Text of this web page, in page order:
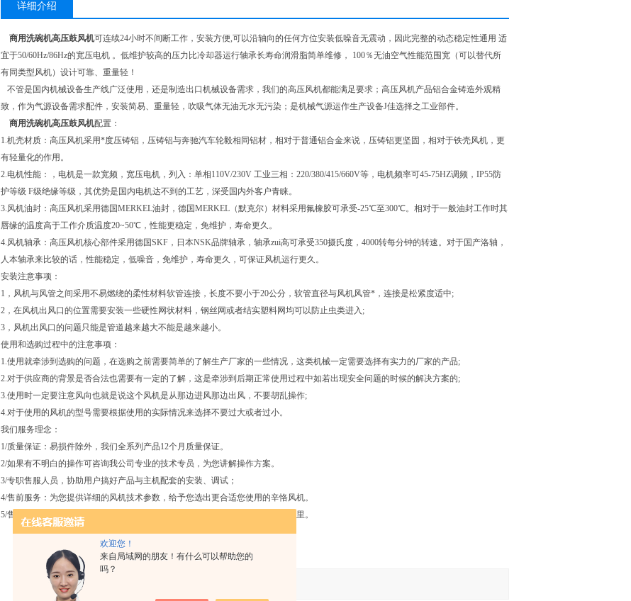
欢迎您！
来自局域网的朋友！有什么可以帮助您的
吗？
详细介绍
商用洗碗机高压鼓风机可连续24小时不间断工作，安装方便,可以沿轴向的任何方位安装低噪音无震动，因此完整的动态稳定性通用 适
宜于50/60Hz/86Hz的宽压电机 。低维护较高的压力比冷却器运行轴承长寿命润滑脂简单维修， 100％无油空气性能范围宽（可以替代所
有同类型风机）设计可靠、重量轻！
不管是国内机械设备生产线广泛使用，还是制造出口机械设备需求，我们的高压风机都能满足要求；高压风机产品铝合金铸造外观精
致，作为气源设备需求配件，安装简易、重量轻，吹吸气体无油无水无污染；是机械气源运作生产设备J佳选择之工业部件。
商用洗碗机高压鼓风机配置：
1.机壳材质：高压风机采用*度压铸铝，压铸铝与奔驰汽车轮毅相同铝材，相对于普通铝合金来说，压铸铝更坚固，相对于铁壳风机，更
有轻量化的作用。
2.电机性能：，电机是一款宽频，宽压电机，列入：单相110V/230V 工业三相：220/380/415/660V等，电机频率可45-75HZ调频，IP55防
护等级 F级绝缘等级，其优势是国内电机达不到的工艺，深受国内外客户青睐。
3.风机油封：高压风机采用德国MERKEL油封，德国MERKEL（默克尔）材料采用氟橡胶可承受-25℃至300℃。相对于一般油封工作时其
唇缘的温度高于工作介质温度20~50℃，性能更稳定，免维护，寿命更久。
4.风机轴承：高压风机核心部件采用德国SKF，日本NSK品牌轴承，轴承zui高可承受350摄氏度，4000转每分钟的转速。对于国产洛轴，
人本轴承来比较的话，性能稳定，低噪音，免维护，寿命更久，可保证风机运行更久。
安装注意事项：
1，风机与风管之间采用不易燃绕的柔性材料软管连接，长度不要小于20公分，软管直径与风机风管*，连接是松紧度适中;
2，在风机出风口的位置需要安装一些硬性网状材料，钢丝网或者结实塑料网均可以防止虫类进入;
3，风机出风口的问题只能是管道越来越大不能是越来越小。
使用和选购过程中的注意事项：
1.使用就牵涉到选购的问题，在选购之前需要简单的了解生产厂家的一些情况，这类机械一定需要选择有实力的厂家的产品;
2.对于供应商的背景是否合法也需要有一定的了解，这是牵涉到后期正常使用过程中如若出现安全问题的时候的解决方案的;
3.使用时一定要注意风向也就是说这个风机是从那边进风那边出风，不要胡乱操作;
4.对于使用的风机的型号需要根据使用的实际情况来选择不要过大或者过小。
我们服务理念：
1/质量保证：易损件除外，我们全系列产品12个月质量保证。
2/如果有不明白的操作可咨询我公司专业的技术专员，为您讲解操作方案。
3/专职售服人员，协助用户搞好产品与主机配套的安装、调试；
4/售前服务：为您提供详细的风机技术参数，给予您选出更合适您使用的辛恪风机。
5/售中服务：我公司专职服务人员和您一起跟踪货物，直到货物安全到达您的手里。
产品：